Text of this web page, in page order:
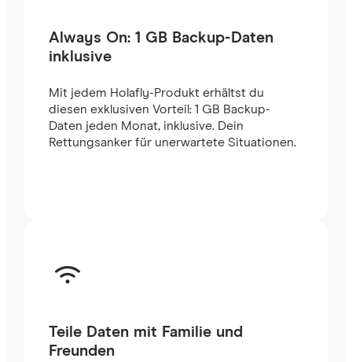
Always On: 1 GB Backup-Daten
inklusive
Mit jedem Holafly-Produkt erhältst du
diesen exklusiven Vorteil: 1 GB Backup-
Daten jeden Monat, inklusive. Dein
Rettungsanker für unerwartete Situationen.
Teile Daten mit Familie und
Freunden